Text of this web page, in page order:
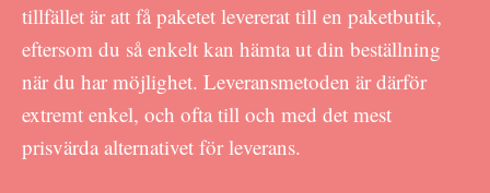
tillfället är att få paketet levererat till en paketbutik,
eftersom du så enkelt kan hämta ut din beställning
när du har möjlighet. Leveransmetoden är därför
extremt enkel, och ofta till och med det mest
prisvärda alternativet för leverans.